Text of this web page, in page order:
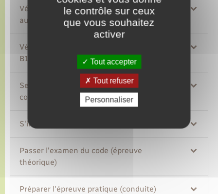
Vérifier les véhicules que le permis B1
autorise à conduire
Vérifier les conditions pour passer le permis
B1
Se renseigner sur le prix du permis de
conduire
S'inscrire à l'examen du permis de conduire
Passer l'examen du code (épreuve
théorique)
Préparer l'épreuve pratique (conduite)
le contrôle sur ceux
que vous souhaitez
activer
Tout accepter
Tout refuser
Personnaliser